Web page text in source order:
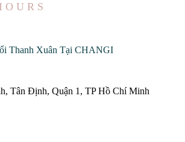
Thanh Xuân Tại CHANGI
Tân Định, Quận 1, TP Hồ Chí Minh